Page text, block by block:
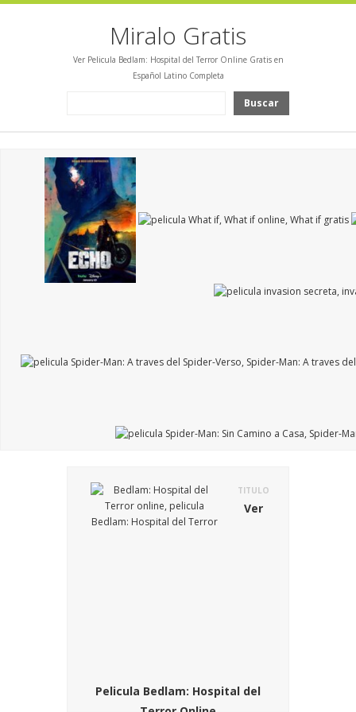
Miralo Gratis
Ver Pelicula Bedlam: Hospital del Terror Online Gratis en
Español Latino Completa
Buscar
TITULO
Ver
Pelicula Bedlam: Hospital del